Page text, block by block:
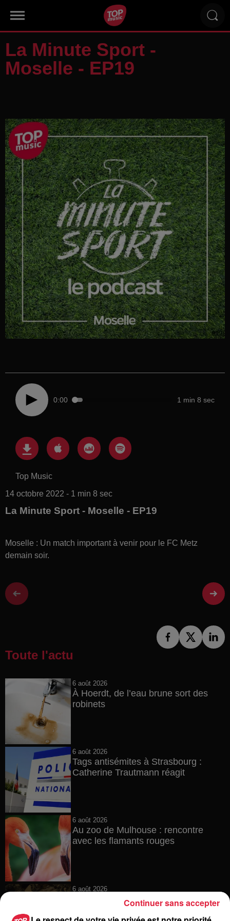
La Minute Sport -
Moselle - EP19
0:00 1 min 8 sec
Top Music
14 octobre 2022 - 1 min 8 sec
La Minute Sport - Moselle - EP19
Moselle : Un match important à venir pour le FC Metz
demain soir.
Toute l'actu
6 août 2026
À Hoerdt, de l’eau brune sort des
robinets
6 août 2026
Tags antisémites à Strasbourg :
Catherine Trautmann réagit
6 août 2026
Au zoo de Mulhouse : rencontre
avec les flamants rouges
6 août 2026
Les dernières infos sur la venue du
pape à Metz en septembre
Continuer sans accepter